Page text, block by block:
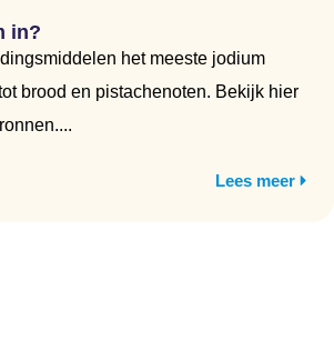
in?
het meeste jodium
brood en pistachenoten. Bekijk hier
Lees meer